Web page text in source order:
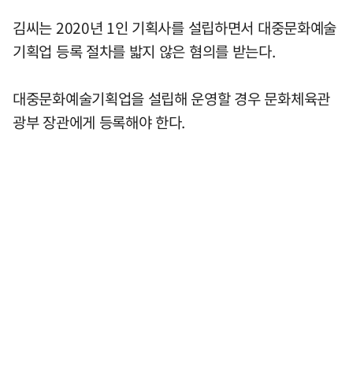
김씨는 2020년 1인 기획사를 설립하면서 대중문화예술
기획업 등록 절차를 밟지 않은 혐의를 받는다.
대중문화예술기획업을 설립해 운영할 경우 문화체육관
광부 장관에게 등록해야 한다.